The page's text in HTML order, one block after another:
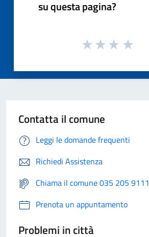
su questa pagina?
Contatta il comune
Leggi le domande frequenti
Richiedi Assistenza
Chiama il comune 035 205 9111
Prenota un appuntamento
Problemi in città